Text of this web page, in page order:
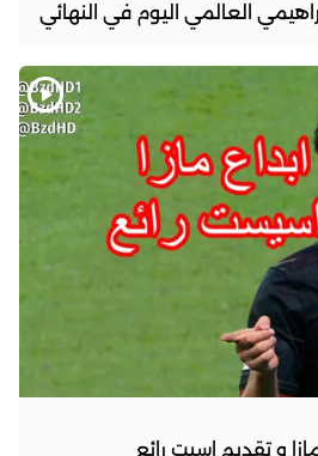
العالمي اليوم في النهائي
و تقديم اسيت رائع